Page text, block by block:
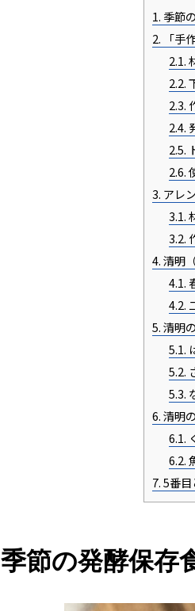
1. 季節
2. 「手
2.1.
2.2.
2.3.
2.4.
2.5.
2.6.
3. アレ
3.1.
3.2.
4.清明
4.1.
4.2.
5.清明
5.1.
5.2.
5.3.
6.清明
6.1.
6.2.
7.5番目
季節の発酵保存